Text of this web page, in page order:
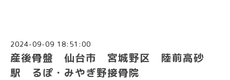
2024-09-09 18:51:00
産後骨盤 仙台市 宮城野区 陸前高砂
駅 るぽ・みやぎ野接骨院